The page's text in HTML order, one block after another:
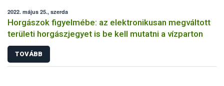
2022. május 25., szerda
Horgászok figyelmébe: az elektronikusan megváltott
területi horgászjegyet is be kell mutatni a vízparton
TOVÁBB